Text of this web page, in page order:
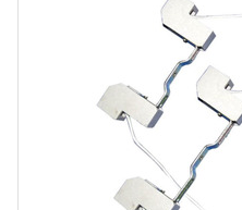
263 710 898 geral@luxivo.pt